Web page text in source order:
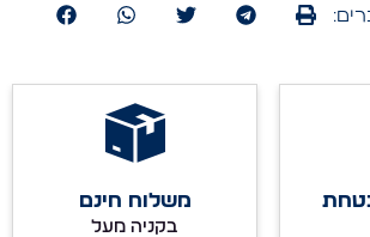
משלוח חינם
בקניה מעל